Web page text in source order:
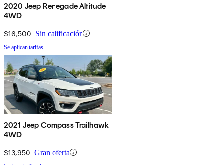
2020 Jeep Renegade Altitude
4WD
$16,500 Sin calificación
Se aplican tarifas
2021 Jeep Compass Trailhawk
4WD
$13,950 Gran oferta